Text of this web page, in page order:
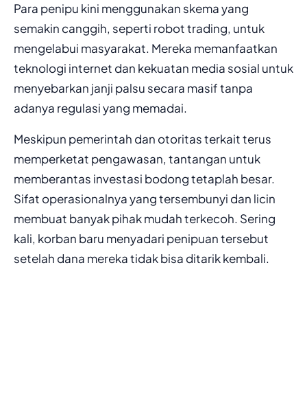
Para penipu kini menggunakan skema yang
semakin canggih, seperti robot trading, untuk
mengelabui masyarakat. Mereka memanfaatkan
teknologi internet dan kekuatan media sosial untuk
menyebarkan janji palsu secara masif tanpa
adanya regulasi yang memadai.
Meskipun pemerintah dan otoritas terkait terus
memperketat pengawasan, tantangan untuk
memberantas investasi bodong tetaplah besar.
Sifat operasionalnya yang tersembunyi dan licin
membuat banyak pihak mudah terkecoh. Sering
kali, korban baru menyadari penipuan tersebut
setelah dana mereka tidak bisa ditarik kembali.